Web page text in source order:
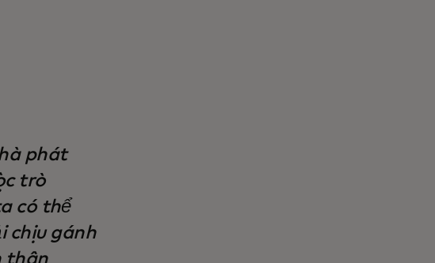
phát
trò
có thể
chịu gánh